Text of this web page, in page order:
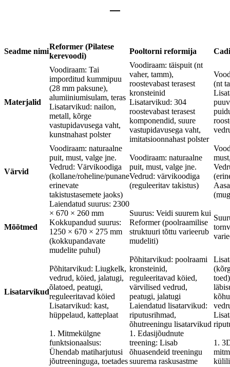
Seadme nimi
Reformer (Pilatese
kerevoodi)
Pooltorni reformija
Materjalid
Voodiraam: Tai
imporditud kummipuu
(28 mm paksune),
alumiiniumisulam, teras
Lisatarvikud: nailon,
metall, kõrge
vastupidavusega vaht,
kunstnahast polster
Voodiraam: täispuit (nt
vaher, tamm),
roostevabast terasest
kronsteinid
Lisatarvikud: 304
roostevabast terasest
komponendid, suure
vastupidavusega vaht,
imitatsioonnahast polster
(nt
Värvid
Voodiraam: naturaalne
puit, must, valge jne.
Vedrud: Värvikoodiga
(kollane/roheline/punane
erinevate
takistustasemete jaoks)
Voodiraam: naturaalne
puit, must, valge jne.
Vedrud: värvikoodiga
(reguleeritav takistus)
Mõõtmed
Laiendatud suurus: 2300
× 670 × 260 mm
Kokkupandud suurus:
1250 × 670 × 275 mm
(kokkupandavate
mudelite puhul)
Suurus: Veidi suurem kui
Reformer (poolraamilise
struktuuri tõttu varieerub
mudeliti)
Lisatarvikud
Põhitarvikud: Liugkelk,
vedrud, köied, jalatugi,
õlatoed, peatugi,
reguleeritavad köied
Lisatarvikud: kast,
hüppelaud, katteplaat
Põhitarvikud: poolraami
kronsteinid,
reguleeritavad köied,
värvilised vedrud,
peatugi, jalatugi
Laiendatud lisatarvikud:
riputusrihmad,
õhutreeningu lisatarvikud
1. Mitmekülgne
funktsionaalsus:
Ühendab matiharjutusi
jõutreeninguga, toetades
1. Edasijõudnute
treening: Lisab
õhuasendeid treeningu
suurema raskusastme
1.